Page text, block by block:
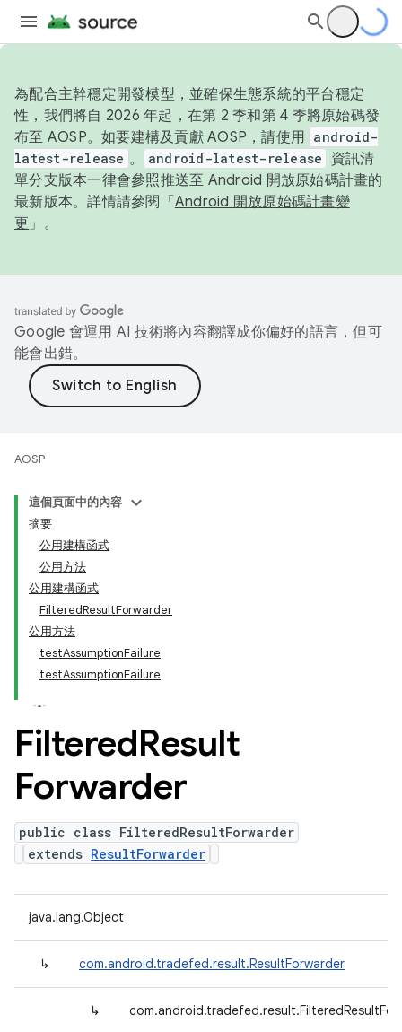
為配合主幹穩定開發模型，並確保生態系統的平台穩定
性，我們將自 2026 年起，在第 2 季和第 4 季將原始碼發
布至 AOSP。如要建構及貢獻 AOSP，請使用 android-
latest-release 。 android-latest-release
資訊清
單分支版本一律會參照推送至 Android 開放原始碼計畫的
最新版本。詳情請參閱「 Android 開放原始碼計畫變
更 」。
Google 會運用 AI 技術將內容翻譯成你偏好的語言，但可
能會出錯。
AOSP
這個頁面中的內容
摘要
公用建構函式
公用方法
公用建構函式
FilteredResultForwarder
公用方法
testAssumptionFailure
testAssumptionFailure
FilteredResult
Forwarder
public class FilteredResultForwarder
extends ResultForwarder
java.lang.Object
↳ com.android.tradefed.result.ResultForwarder
↳